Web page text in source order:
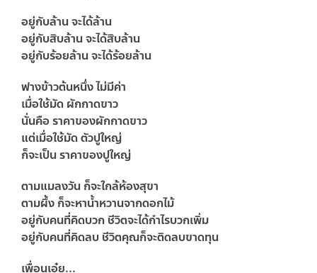
อยู่กับล้าน จะได้ล้าน
อยู่กับสิบล้าน จะได้สิบล้าน
อยู่กับร้อยล้าน จะได้ร้อยล้าน
ฟางข้าวต้นหนึ่ง ไม่มีค่า
เมื่อใช้มัด ผักกาดขาว
นั่นคือ ราคาของผักกาดขาว
แต่เมื่อใช้มัด ตัวปูใหญ่
ก็จะเป็น ราคาของปูใหญ่
ตามแมลงวัน ก็จะใกล้ห้องสุขา
ตามผึ้ง ก็จะหาน้ำหวานจากดอกไม้
อยู่กับคนที่คิดบวก ชีวิตจะได้กำไรบวกเพิ่ม
อยู่กับคนที่คิดลบ ชีวิตคุณก็จะติดลบขาดทุน
เพื่อนเอ๋ย...